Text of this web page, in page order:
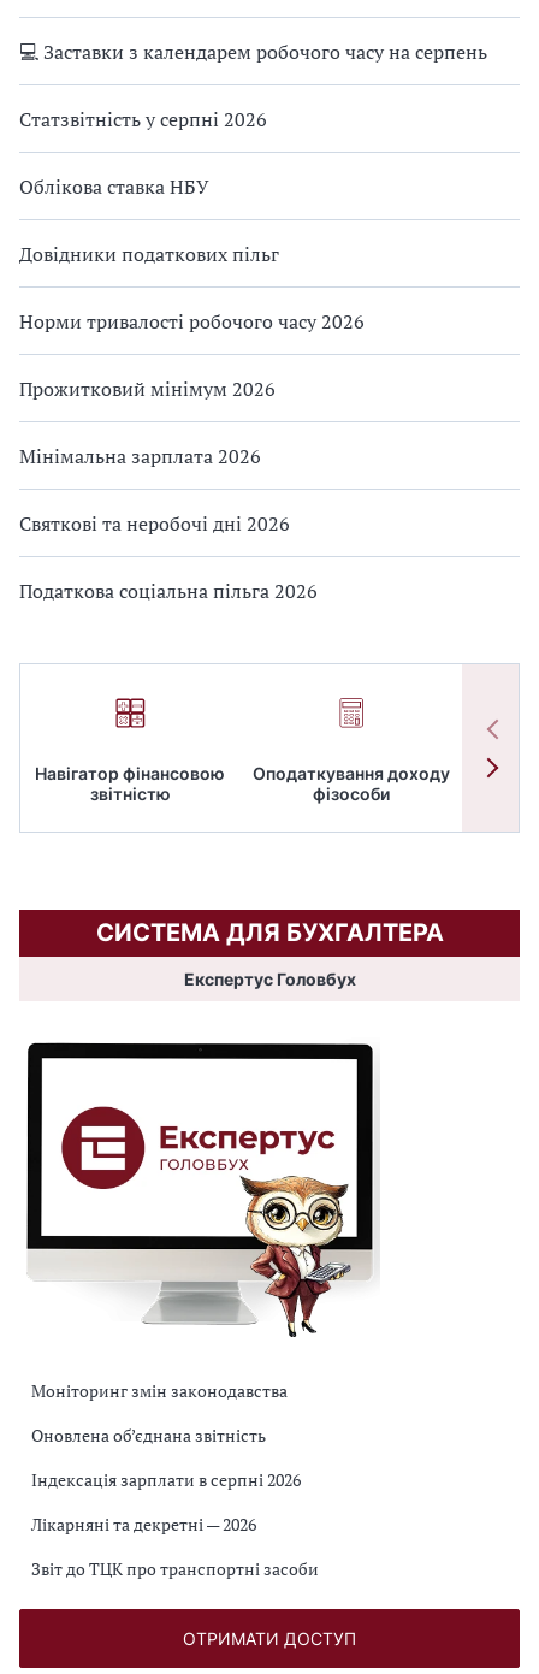
💻 Заставки з календарем робочого часу на серпень
Статзвітність у серпні 2026
Облікова ставка НБУ
Довідники податкових пільг
Норми тривалості робочого часу 2026
Прожитковий мінімум 2026
Мінімальна зарплата 2026
Святкові та неробочі дні 2026
Податкова соціальна пільга 2026
Навігатор фінансовою
звітністю
Оподаткування доходу
фізособи
СИСТЕМА ДЛЯ БУХГАЛТЕРА
Експертус Головбух
Моніторинг змін законодавства
Оновлена об’єднана звітність
Індексація зарплати в серпні 2026
Лікарняні та декретні — 2026
Звіт до ТЦК про транспортні засоби
ОТРИМАТИ ДОСТУП